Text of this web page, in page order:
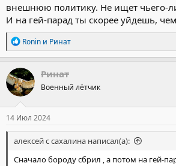
внешнюю политику. Не ищет чьего-
И на гей-парад ты скорее уйдешь,
Р
е
а
к
ц
и
и
:
Ronin и Ринат
Ринат
Военный лётчик
14 Июл 2024
алексей с сахалина написал(а):
Сначало бороду сбрил , а потом на гей-